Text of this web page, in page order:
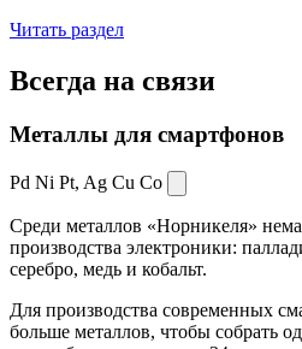
Читать раздел
Всегда на связи
Металлы для смартфонов
Pd Ni Pt, Ag Cu Co
Среди металлов «Норникеля»
производства электроники:
серебро, медь и кобальт.
Для производства современных
больше металлов, чтобы собрать